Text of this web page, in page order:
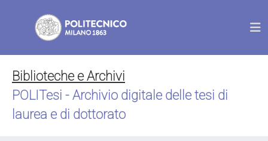
Biblioteche e Archivi
POLITesi - Archivio digitale delle tesi di
laurea e di dottorato